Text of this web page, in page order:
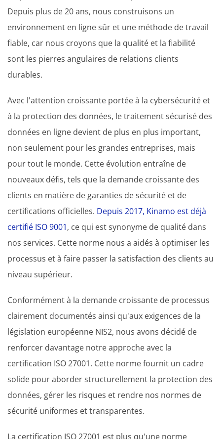
Depuis plus de 20 ans, nous construisons un
environnement en ligne sûr et une méthode de travail
fiable, car nous croyons que la qualité et la fiabilité
sont les pierres angulaires de relations clients
durables.
Avec l'attention croissante portée à la cybersécurité et
à la protection des données, le traitement sécurisé des
données en ligne devient de plus en plus important,
non seulement pour les grandes entreprises, mais
pour tout le monde. Cette évolution entraîne de
nouveaux défis, tels que la demande croissante des
clients en matière de garanties de sécurité et de
certifications officielles. Depuis 2017, Kinamo est déjà
certifié ISO 9001, ce qui est synonyme de qualité dans
nos services. Cette norme nous a aidés à optimiser les
processus et à faire passer la satisfaction des clients au
niveau supérieur.
Conformément à la demande croissante de processus
clairement documentés ainsi qu'aux exigences de la
législation européenne NIS2, nous avons décidé de
renforcer davantage notre approche avec la
certification ISO 27001. Cette norme fournit un cadre
solide pour aborder structurellement la protection des
données, gérer les risques et rendre nos normes de
sécurité uniformes et transparentes.
La certification ISO 27001 est plus qu'une norme